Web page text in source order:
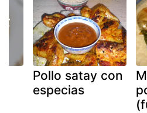
Pollo satay con
especias